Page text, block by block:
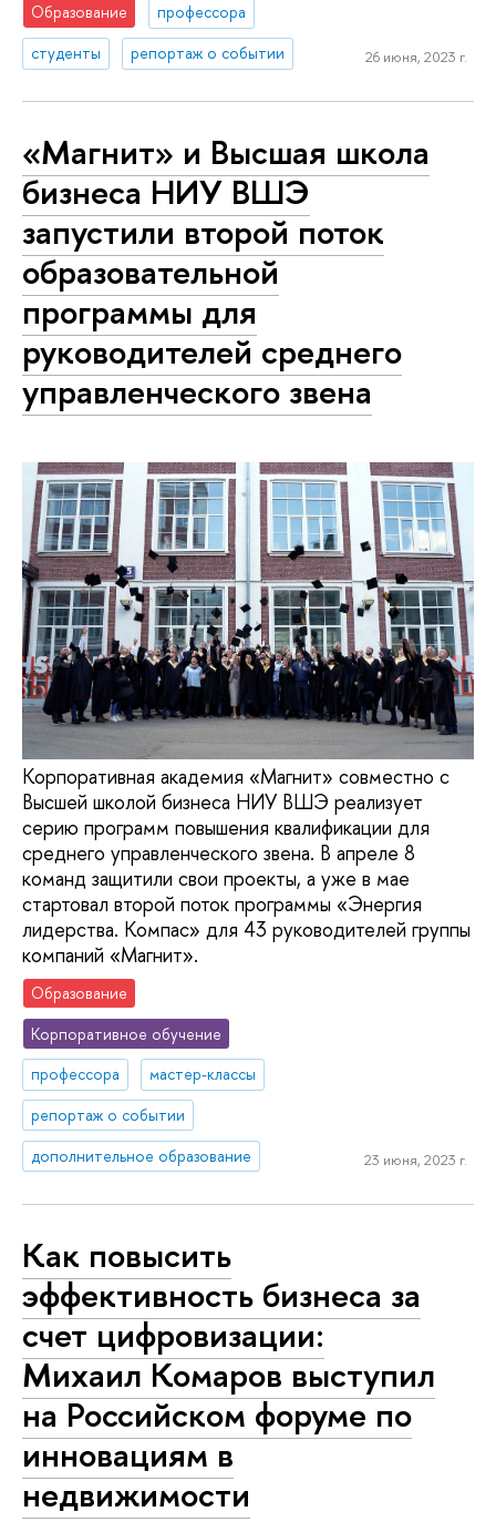
Образование
профессора
студенты
репортаж о событии 26 июня, 2023 г.
«Магнит» и Высшая школа
бизнеса НИУ ВШЭ
запустили второй поток
образовательной
программы для
руководителей среднего
управленческого звена
Корпоративная академия «Магнит» совместно с
Высшей школой бизнеса НИУ ВШЭ реализует
серию программ повышения квалификации для
среднего управленческого звена. В апреле 8
команд защитили свои проекты, а уже в мае
стартовал второй поток программы «Энергия
лидерства. Компас» для 43 руководителей группы
компаний «Магнит».
Образование
Корпоративное обучение
профессора
мастер-классы
репортаж о событии
дополнительное образование
23 июня, 2023 г.
Как повысить
эффективность бизнеса за
счет цифровизации:
Михаил Комаров выступил
на Российском форуме по
инновациям в
недвижимости